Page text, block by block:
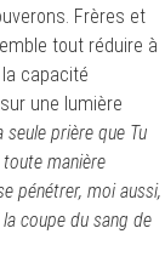
Frères et
tout réduire à
capacité
une lumière
seule prière que Tu
manière
pénétrer, moi aussi,
coupe du sang de